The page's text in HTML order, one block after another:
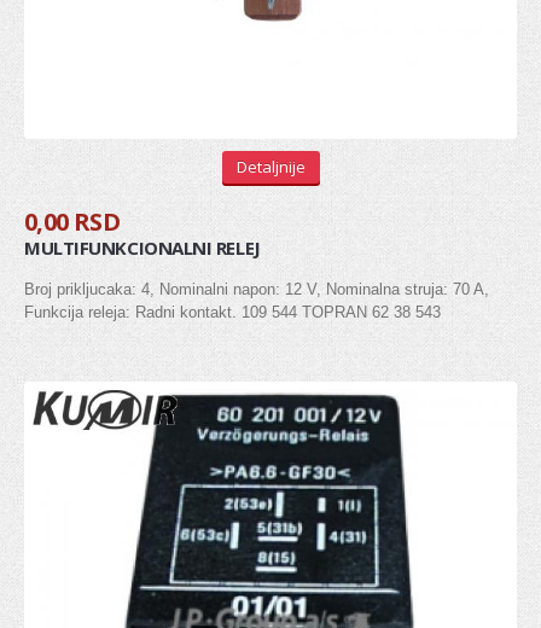
Remenica bregaste
Remenica alternatora
Remenica PK kaisa
Remenica radilice
LANCI I LANČANICI
PUMPA ZA ULJE
VENTIL, ODUŠAK BLOKA MOTORA
SEMERING
REGULATOR
Detaljnije
0,00 RSD
MULTIFUNKCIONALNI RELEJ
Broj prikljucaka: 4, Nominalni napon: 12 V, Nominalna struja: 70 A,
Funkcija releja: Radni kontakt. 109 544 TOPRAN 62 38 543